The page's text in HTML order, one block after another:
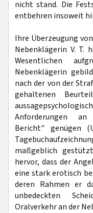
nicht stand. Die
entbehren insoweit
Ihre Überzeugung
Nebenklägerin V. T.
Wesentlichen
Nebenklägerin
nach der von der
gehaltenen
Anforderungen
Bericht" genügen
maßgeblich
hervor, dass der
eine stark erotisch
deren Rahmen er
unbedeckten
Oralverkehr an der